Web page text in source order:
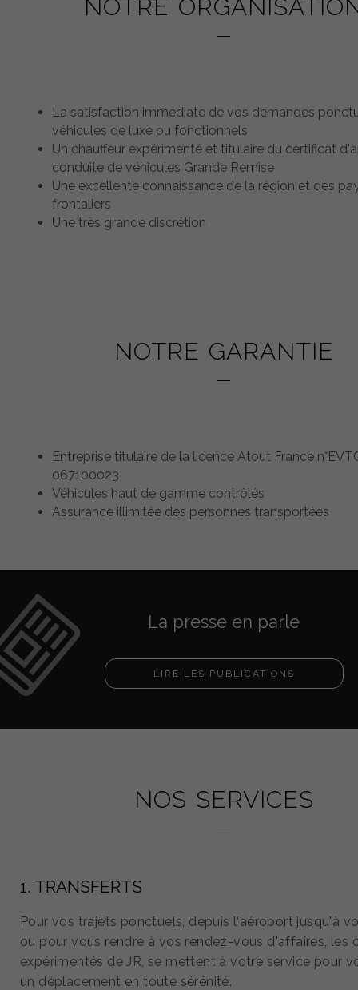
NOTRE
La satisfaction immédiate de vos demandes
véhicules de luxe ou fonctionnels
Un chauffeur expérimenté et titulaire du certificat
conduite de véhicules Grande Remise
Une excellente connaissance de la région et des
frontaliers
Une très grande discrétion
NOTRE GARANTIE
Entreprise titulaire de la licence Atout France
067100023
Véhicules haut de gamme contrôlés
Assurance illimitée des personnes transportées
La presse en parle
LIRE LES PUBLICATIONS
NOS SERVICES
1. TRANSFERTS
Pour vos trajets ponctuels, depuis l'aéroport jusqu'à
ou pour vous rendre à vos rendez-vous d'affaires, les
expérimentés de JR, se mettent à votre service pour
un déplacement en toute sérénité.